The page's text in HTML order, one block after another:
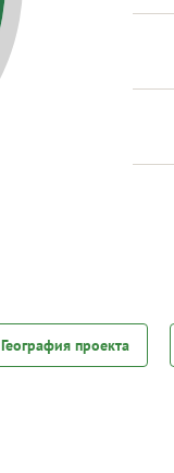
География проекта